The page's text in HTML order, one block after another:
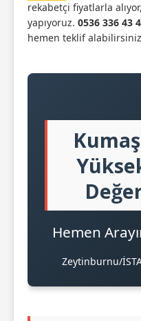
rekabetçi fiyatlarla
yapıyoruz. 0536 336 43
hemen teklif
Hemen
Zeytinburnu/